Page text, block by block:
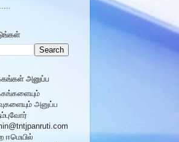
சமுதாயம் - ............நமது பள்ளியில்
அனுப்ப
அனுப்ப
ஈமெயில்